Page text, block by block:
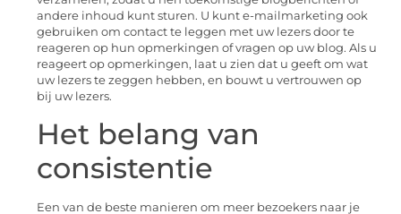
andere inhoud kunt sturen. U kunt e-mailmarketing ook
gebruiken om contact te leggen met uw lezers door te
reageren op hun opmerkingen of vragen op uw blog. Als u
reageert op opmerkingen, laat u zien dat u geeft om wat
uw lezers te zeggen hebben, en bouwt u vertrouwen op
bij uw lezers.
Het belang van
consistentie
Een van de beste manieren om meer bezoekers naar je